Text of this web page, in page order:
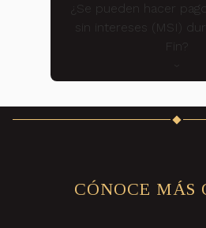
¿Se pueden hacer
sin intereses (MSI)
Fin?
CÓNOCE MÁS